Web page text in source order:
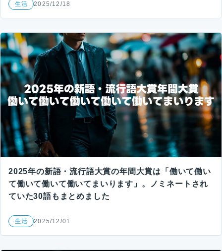
生活 2025/12/18
2025年の新語・流行語大賞の年間大賞は「働いて働い
て働いて働いて働いてまいります」。ノミネートされ
ていた30語もまとめました
生活 2025/12/01